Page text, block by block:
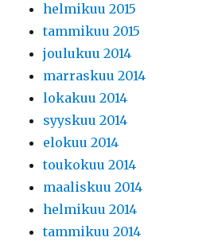
helmikuu 2015
tammikuu 2015
joulukuu 2014
marraskuu 2014
lokakuu 2014
syyskuu 2014
elokuu 2014
toukokuu 2014
maaliskuu 2014
helmikuu 2014
tammikuu 2014